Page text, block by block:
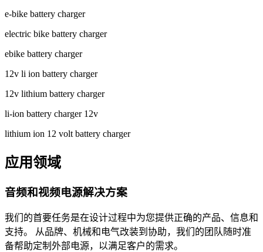
e-bike battery charger
electric bike battery charger
ebike battery charger
12v li ion battery charger
12v lithium battery charger
li-ion battery charger 12v
lithium ion 12 volt battery charger
应用领域
音频和视频电源解决方案
我们的首要任务是在设计过程中为您提供正确的产品、信息和
支持。 从品牌、机械和电气改装到协助，我们的团队随时准
备帮助定制外部电源，以满足客户的需求。